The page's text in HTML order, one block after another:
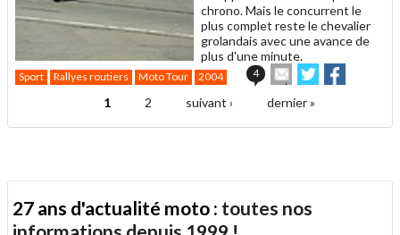
chrono. Mais le concurrent le
plus complet reste le chevalier
grolandais avec une avance de
plus d'une minute.
Sport Rallyes routiers Moto Tour 2004 4
Envoyer
cet
article
un
Partager
sur
Twitter
sur
1 2 suivant › dernier »
27 ans d'actualité moto : toutes nos